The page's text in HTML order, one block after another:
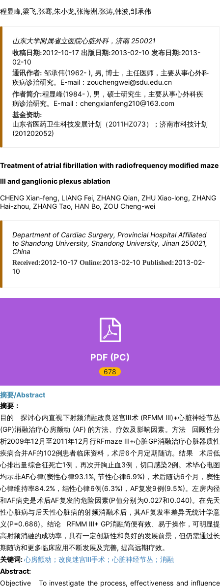
程显峰,梁飞,张骞,朱小龙,张海洲,张涛,韩波,邹承伟
山东大学附属省立医院心脏外科，济南 250021
收稿日期:2012-10-17 出版日期:2013-02-10 发布日期:2013-
02-10
通讯作者: 邹承伟(1962- ), 男, 博士，主任医师，主要从事心外科
疾病诊治研究。E-mail：zouchengwei@sdu.edu.cn
作者简介:程显峰(1984- ), 男，硕士研究生，主要从事心外科疾
病诊治研究。E-mail：chengxianfeng210@163.com
基金资助:
山东省医药卫生科技发展计划（2011HZ073）；济南市科技计划
(201202052)
Treatment of atrial fibrillation with radiofrequency modified maze
Ⅲ and ganglionic plexus ablation
CHENG Xian-feng, LIANG Fei, ZHANG Qian, ZHU Xiao-long, ZHANG
Hai-zhou, ZHANG Tao, HAN Bo, ZOU Cheng-wei
Department of Cardiac Surgery, Provincial Hospital Affiliated
to Shandong University, Shandong University, Jinan 250021,
China
Received:2012-10-17 Online:2013-02-10 Published:2013-02-
10
PDF (PC)
678
摘要/Abstract
摘要：
目的 探讨心内直视下射频消融改良迷宫Ⅲ术 (RFMM Ⅲ)+心脏神经节丛
(GP)消融治疗心房颤动 (AF) 的方法、疗效及影响因素。方法 回顾性分
析2009年12月至2011年12月行RFmaze Ⅲ+心脏GP消融治疗心脏器质性
疾病合并AF的102例患者临床资料，术后6个月定期随访。结果 术后低
心排出量综合征死亡1例，再次开胸止血3例，切口感染2例。术毕心电图
均示非AF心律(窦性心律93.1%, 节性心律6.9%)，术后随访6个月，窦性
心律维持率84.2%，结性心律6例(6.3%)，AF复发9例(9.5%)。左房内径
和AF病史是术后AF复发的危险因素(P值分别为0.027和0.040)。在先天
性心脏病与后天性心脏病的射频消融术后，其AF复发率差异无统计学意
义(P=0.686)。结论 RFMM Ⅲ+ GP消融简便有效、易于操作，可明显提
高射频消融的成功率，具有一定创新性和良好的发展前景，但仍需通过长
期随访和更多临床应用不断发展及完善, 提高远期疗效。
关键词:心房颤动；改良迷宫Ⅲ手术；心脏神经节丛；消融
Abstract:
Objective To investigate the process, effectiveness and influence